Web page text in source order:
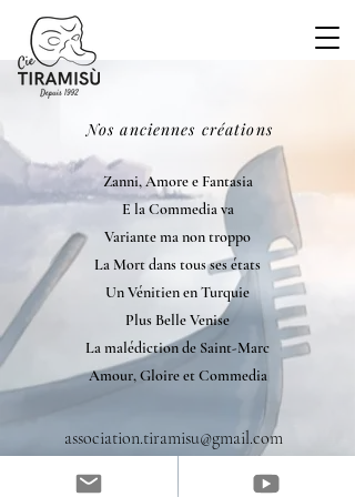
Nos anciennes créations
Zanni, Amore e Fantasia
E la Commedia va
Variante ma non troppo
La Mort dans tous ses états
Un Vénitien en Turquie
Plus Belle Venise
La malédiction de Saint-Marc
Amour, Gloire et Commedia
association.tiramisu@gmail.com